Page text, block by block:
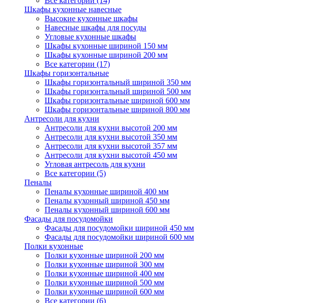
Шкафы кухонные навесные
Высокие кухонные шкафы
Навесные шкафы для посуды
Угловые кухонные шкафы
Шкафы кухонные шириной 150 мм
Шкафы кухонные шириной 200 мм
Все категории (17)
Шкафы горизонтальные
Шкафы горизонтальный шириной 350 мм
Шкафы горизонтальный шириной 500 мм
Шкафы горизонтальные шириной 600 мм
Шкафы горизонтальные шириной 800 мм
Антресоли для кухни
Антресоли для кухни высотой 200 мм
Антресоли для кухни высотой 350 мм
Антресоли для кухни высотой 357 мм
Антресоли для кухни высотой 450 мм
Угловая антресоль для кухни
Все категории (5)
Пеналы
Пеналы кухонные шириной 400 мм
Пеналы кухонный шириной 450 мм
Пеналы кухонный шириной 600 мм
Фасады для посудомойки
Фасады для посудомойки шириной 450 мм
Фасады для посудомойки шириной 600 мм
Полки кухонные
Полки кухонные шириной 200 мм
Полки кухонные шириной 300 мм
Полки кухонные шириной 400 мм
Полки кухонные шириной 500 мм
Полки кухонные шириной 600 мм
Все категории (6)